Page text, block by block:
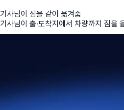
기사님이 짐을 같이 옮겨줌
기사님이 출·도착지에서 차량까지 짐을